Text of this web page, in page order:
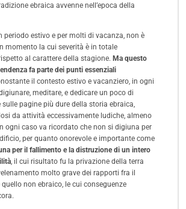
ebraica avvenne nell’epoca della
periodo estivo e per molti di vacanza, non è
momento la cui severità è in totale
al carattere della stagione. Ma questo
fa parte dei punti essenziali
il contesto estivo e vacanziero, in ogni
meditare, e dedicare un poco di
pagine più dure della storia ebraica,
da attività eccessivamente ludiche, almeno
ogni caso va ricordato che non si digiuna per
per quanto onorevole e importante come
per il fallimento e la distruzione di un intero
, il cui risultato fu la privazione della terra
molto grave dei rapporti fra il
non ebraico, le cui conseguenze